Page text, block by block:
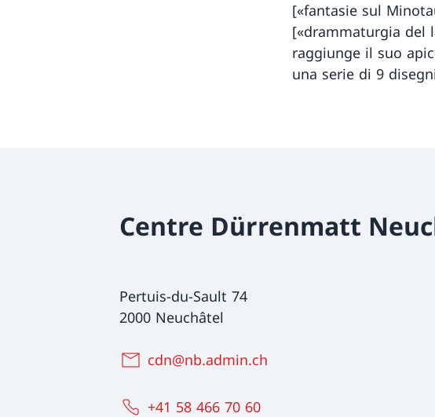
[«fantasie sul
[«drammaturgia del
raggiunge il suo
una serie di 9
Centre Dürrenmatt
Pertuis-du-Sault 74
2000 Neuchâtel
cdn@nb.admin.ch
+41 58 466 70 60